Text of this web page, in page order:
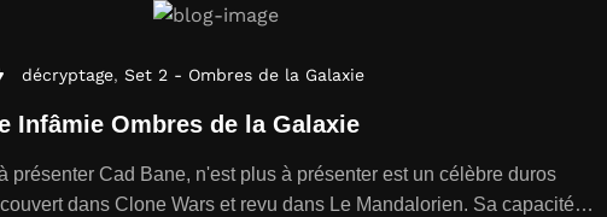
décryptage, Set 2 - Ombres de la Galaxie
Infâmie Ombres de la Galaxie
présenter Cad Bane, n'est plus à présenter est un célèbre duros
dans Clone Wars et revu dans Le Mandalorien. Sa capacité…